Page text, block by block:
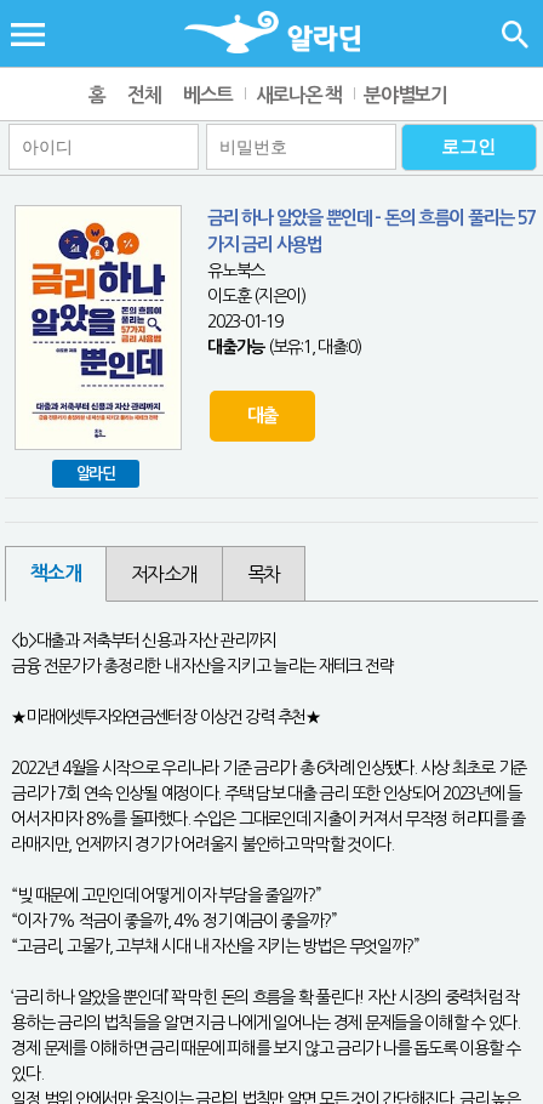
홈 전체 베스트 새로나온 책 분야별보기
알라딘
금리 하나 알았을 뿐인데 - 돈의 흐름이 풀리는 57
가지 금리 사용법
유노북스
이도훈 (지은이)
2023-01-19
대출가능(보유:1, 대출:0)
대출
책소개 저자소개 목차
<b>대출과 저축부터 신용과 자산 관리까지
금융 전문가가 총정리한 내 자산을 지키고 늘리는 재테크 전략
★미래에셋투자와연금센터장 이상건 강력 추천★
2022년 4월을 시작으로 우리나라 기준 금리가 총 6차례 인상됐다. 사상 최초로 기준
금리가 7회 연속 인상될 예정이다. 주택 담보 대출 금리 또한 인상되어 2023년에 들
어서자마자 8%를 돌파했다. 수입은 그대로인데 지출이 커져서 무작정 허리띠를 졸
라매지만, 언제까지 경기가 어려울지 불안하고 막막할 것이다.
“빚 때문에 고민인데 어떻게 이자 부담을 줄일까?”
“이자 7% 적금이 좋을까, 4% 정기 예금이 좋을까?”
“고금리, 고물가, 고부채 시대 내 자산을 지키는 방법은 무엇일까?”
‘금리 하나 알았을 뿐인데’ 꽉 막힌 돈의 흐름을 확 풀린다! 자산 시장의 중력처럼 작
용하는 금리의 법칙들을 알면 지금 나에게 일어나는 경제 문제들을 이해할 수 있다.
경제 문제를 이해하면 금리 때문에 피해를 보지 않고 금리가 나를 돕도록 이용할 수
있다.
일정 범위 안에서만 움직이는 금리의 법칙만 알면 모든 것이 간단해진다. 금리 높은